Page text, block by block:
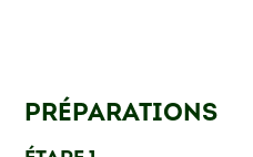
PRÉPARATIONS